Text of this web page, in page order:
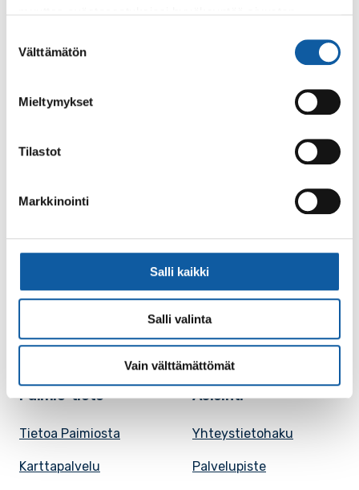
valinta
Välttämätön
Mieltymykset
Tilastot
Markkinointi
Salli kaikki
Salli valinta
Vain välttämättömät
Postiosoite: PL 50, 21531 PAIMIO
Paimio-tieto
Tietoa Paimiosta
Karttapalvelu
Asiointi
Yhteystietohaku
Palvelupiste